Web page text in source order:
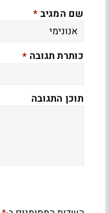
שם המגיב *
כותרת תגובה *
תוכן התגובה